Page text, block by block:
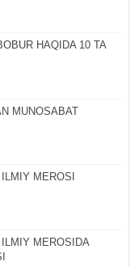
HAQIDA 10 TA
MUNOSABAT
MEROSI
MЕROSIDA